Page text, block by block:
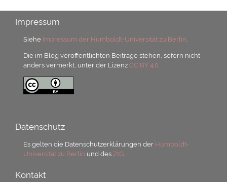
Impressum
Siehe Impressum der Humboldt-Universität zu Berlin
Die im Blog veröffentlichten Beiträge stehen, sofern nicht
anders vermerkt, unter der LizenzCC BY 4.0.
Datenschutz
Es gelten die Datenschutzerklärungen der Humboldt-
Universität zu Berlin und desZtG.
Kontakt